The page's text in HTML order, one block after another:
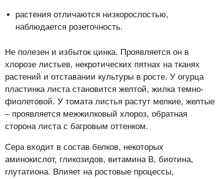
растения отличаются низкорослостью,
наблюдается розеточность.
Не полезен и избыток цинка. Проявляется он в
хлорозе листьев, некротических пятнах на тканях
растений и отставании культуры в росте. У огурца
пластинка листа становится желтой, жилка темно-
фиолетовой. У томата листья растут мелкие, желтые
– проявляется межжилковый хлороз, обратная
сторона листа с багровым оттенком.
Сера входит в состав белков, некоторых
аминокислот, гликозидов, витамина В, биотина,
глутатиона. Влияет на ростовые процессы,